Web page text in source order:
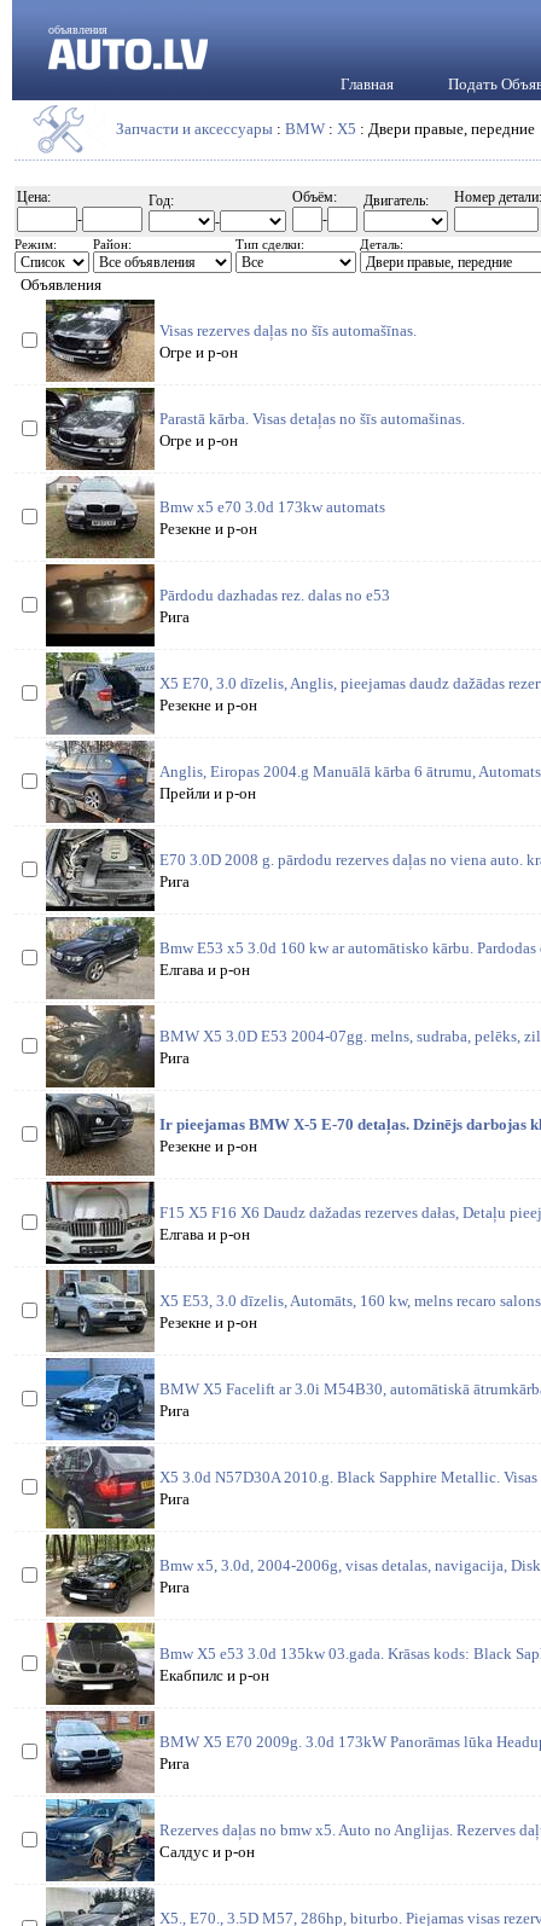
объявления
Главная Подать
Запчасти и аксессуары : BMW : X5 : Двери правые, передние
Цена:
-
Год:
-
Объём:
-
Двигатель: Номер детали:
Режим: Район: Тип сделки: Деталь:
Объявления
Visas rezerves daļas no šīs automašīnas.
Огре и р-он
Parastā kārba. Visas detaļas no šīs automašinas.
Огре и р-он
Bmw x5 e70 3.0d 173kw automats
Резекне и р-он
Pārdodu dazhadas rez. dalas no e53
Рига
X5 E70, 3.0 dīzelis, Anglis, pieejamas daudz dažādas
Резекне и р-он
Anglis, Eiropas 2004.g Manuālā kārba 6 ātrumu,
Прейли и р-он
E70 3.0D 2008 g. pārdodu rezerves daļas no viena auto.
Рига
Bmw E53 x5 3.0d 160 kw ar automātisko kārbu. Pardodas
Елгава и р-он
BMW X5 3.0D E53 2004-07gg. melns, sudraba, pelēks,
Рига
Ir pieejamas BMW X-5 E-70 detaļas. Dzinējs darbojas
Резекне и р-он
F15 X5 F16 X6 Daudz dažadas rezerves dałas, Detaļu
Елгава и р-он
X5 E53, 3.0 dīzelis, Automāts, 160 kw, melns recaro
Резекне и р-он
BMW X5 Facelift ar 3.0i M54B30, automātiskā
Рига
X5 3.0d N57D30A 2010.g. Black Sapphire Metallic.
Рига
Bmw x5, 3.0d, 2004-2006g, visas detalas, navigacija,
Рига
Bmw X5 e53 3.0d 135kw 03.gada. Krāsas kods: Black
Екабпилс и р-он
BMW X5 E70 2009g. 3.0d 173kW Panorāmas lūka
Рига
Rezerves daļas no bmw x5. Auto no Anglijas. Rezerves
Салдус и р-он
X5., E70., 3.5D M57, 286hp, biturbo. Piejamas visas